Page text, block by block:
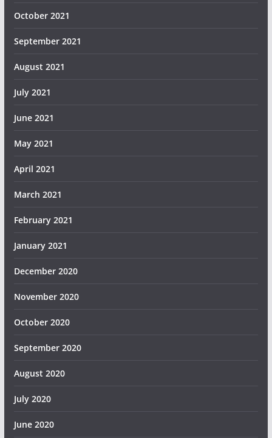
October 2021
September 2021
August 2021
July 2021
June 2021
May 2021
April 2021
March 2021
February 2021
January 2021
December 2020
November 2020
October 2020
September 2020
August 2020
July 2020
June 2020